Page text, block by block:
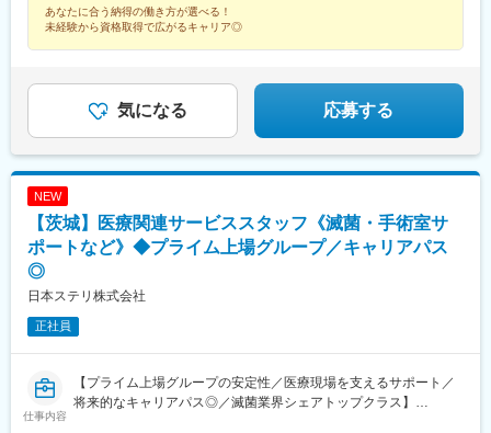
あなたに合う納得の働き方が選べる！
未経験から資格取得で広がるキャリア◎
気になる 応募する
NEW
【茨城】医療関連サービススタッフ《滅菌・手術室サ
ポートなど》◆プライム上場グループ／キャリアパス
◎
日本ステリ株式会社
正社員
仕事内容
【プライム上場グループの安定性／医療現場を支えるサポート／
将来的なキャリアパス◎／滅菌業界シェアトップクラス】